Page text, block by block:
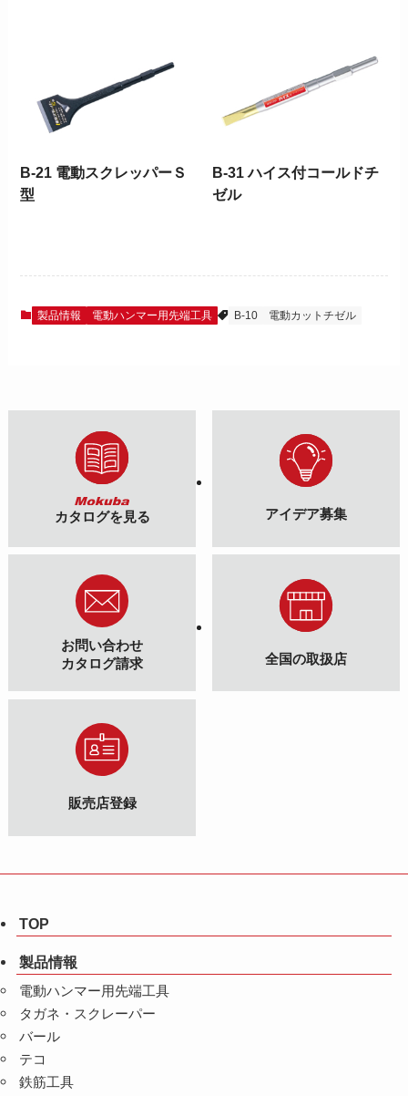
B-21 電動スクレッパーＳ
型
B-31 ハイス付コールドチ
ゼル
製品情報 電動ハンマー用先端工具 B-10 電動カットチゼル
カタログを見る アイデア募集
お問い合わせ
カタログ請求
全国の取扱店
販売店登録
TOP
製品情報
電動ハンマー用先端工具
タガネ・スクレーパー
バール
テコ
鉄筋工具